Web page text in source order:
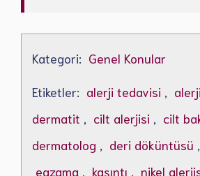
Kategori: Genel Konular
Etiketler: alerji tedavisi ,
dermatit , cilt alerjisi , cilt
dermatolog , deri döküntüsü ,
egzama , kaşıntı , nikel